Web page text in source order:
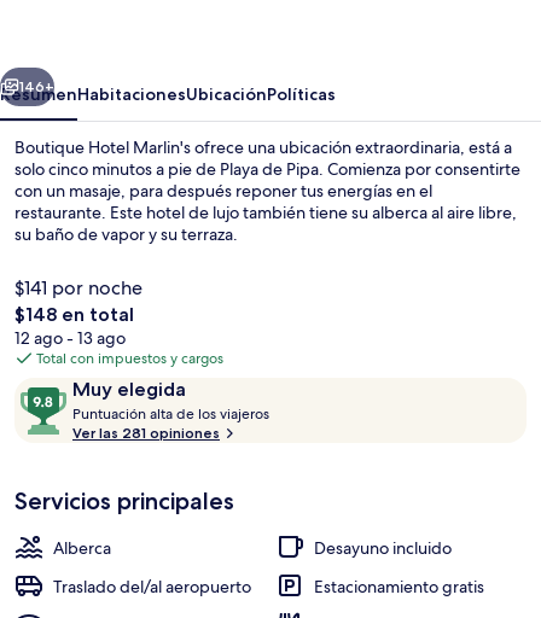
Siguiente
146+
ResumenHabitacionesUbicaciónPolíticas
Boutique Hotel Marlin's ofrece una ubicación extraordinaria, está a
solo cinco minutos a pie de Playa de Pipa. Comienza por consentirte
con un masaje, para después reponer tus energías en el
restaurante. Este hotel de lujo también tiene su alberca al aire libre,
su baño de vapor y su terraza.
$141 por noche
El
precio
total
de
$148
$148 en total
12 ago - 13 ago
Total con impuestos y cargos
OpinionesMuy elegida
9.8
de
10,
elegida
Puntuación alta de los viajeros
c
ó
Ver las 281 opiniones
Servicios principales
Alberca
Desayuno incluido
Traslado del/al aeropuerto
Estacionamiento gratis